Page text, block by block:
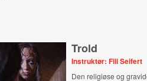
Trold
Instruktør: Fili Seifert
Den religiøse og